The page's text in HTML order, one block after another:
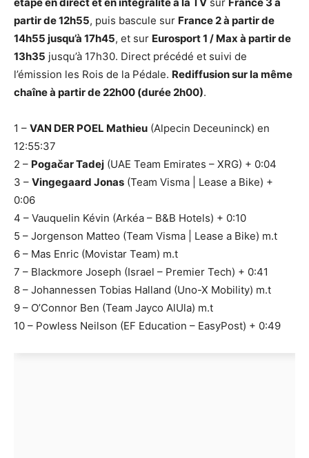
partir de 12h55, puis bascule sur France 2 à partir de
14h55 jusqu’à 17h45, et sur Eurosport 1 / Max à partir de
13h35 jusqu’à 17h30. Direct précédé et suivi de
l’émission les Rois de la Pédale. Rediffusion sur la même
chaîne à partir de 22h00 (durée 2h00).
1 – VAN DER POEL Mathieu (Alpecin Deceuninck) en
12:55:37
2 – Pogačar Tadej (UAE Team Emirates – XRG) + 0:04
3 – Vingegaard Jonas (Team Visma | Lease a Bike) +
0:06
4 – Vauquelin Kévin (Arkéa – B&B Hotels) + 0:10
5 – Jorgenson Matteo (Team Visma | Lease a Bike) m.t
6 – Mas Enric (Movistar Team) m.t
7 – Blackmore Joseph (Israel – Premier Tech) + 0:41
8 – Johannessen Tobias Halland (Uno-X Mobility) m.t
9 – O’Connor Ben (Team Jayco AlUla) m.t
10 – Powless Neilson (EF Education – EasyPost) + 0:49